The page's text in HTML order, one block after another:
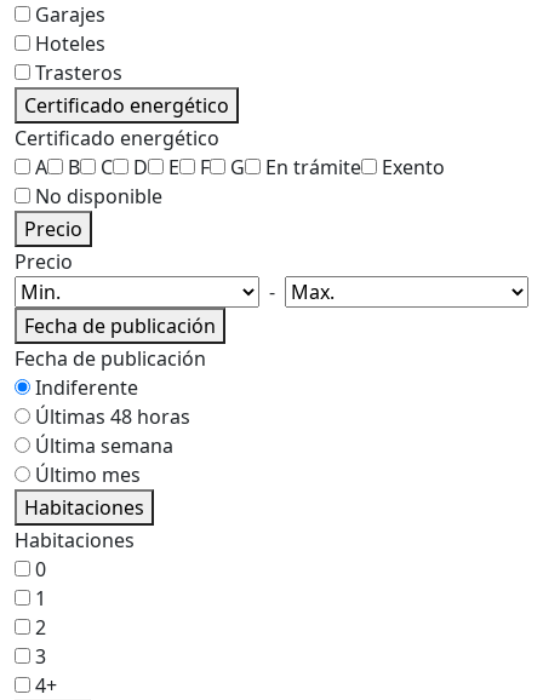
Garajes
Hoteles
Trasteros
Certificado energético
Certificado energético
A
B C D E F G En trámite
Exento
No disponible
Precio
Precio
-
Fecha de publicación
Fecha de publicación
Indiferente
Últimas 48 horas
Última semana
Último mes
Habitaciones
Habitaciones
0
1
2
3
4+